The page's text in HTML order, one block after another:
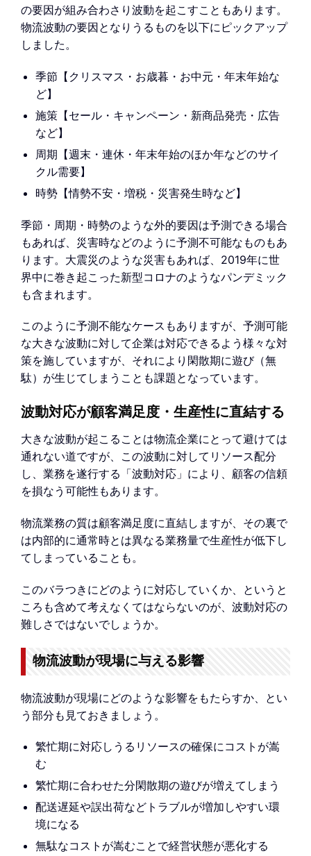
の要因が組み合わさり波動を起こすこともあります。
物流波動の要因となりうるものを以下にピックアップ
しました。
季節【クリスマス・お歳暮・お中元・年末年始な
ど】
施策【セール・キャンペーン・新商品発売・広告
など】
周期【週末・連休・年末年始のほか年などのサイ
クル需要】
時勢【情勢不安・増税・災害発生時など】
季節・周期・時勢のような外的要因は予測できる場合
もあれば、災害時などのように予測不可能なものもあ
ります。大震災のような災害もあれば、2019年に世
界中に巻き起こった新型コロナのようなパンデミック
も含まれます。
このように予測不能なケースもありますが、予測可能
な大きな波動に対して企業は対応できるよう様々な対
策を施していますが、それにより閑散期に遊び（無
駄）が生じてしまうことも課題となっています。
波動対応が顧客満足度・生産性に直結する
大きな波動が起こることは物流企業にとって避けては
通れない道ですが、この波動に対してリソース配分
し、業務を遂行する「波動対応」により、顧客の信頼
を損なう可能性もあります。
物流業務の質は顧客満足度に直結しますが、その裏で
は内部的に通常時とは異なる業務量で生産性が低下し
てしまっていることも。
このバラつきにどのように対応していくか、というと
ころも含めて考えなくてはならないのが、波動対応の
難しさではないでしょうか。
物流波動が現場に与える影響
物流波動が現場にどのような影響をもたらすか、とい
う部分も見ておきましょう。
繁忙期に対応しうるリソースの確保にコストが嵩
む
繁忙期に合わせた分閑散期の遊びが増えてしまう
配送遅延や誤出荷などトラブルが増加しやすい環
境になる
無駄なコストが嵩むことで経営状態が悪化する